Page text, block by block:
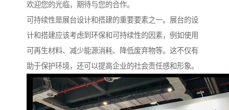
欢迎您的光临，期待与您的合作。
可持续性是展台设计和搭建的重要要素之一。展台的设
计和搭建应该考虑到环保和可持续性的因素，例如使用
可再生材料、减少能源消耗、降低废弃物等。这不仅有
助于保护环境，还可以提高企业的社会责任感和形象。